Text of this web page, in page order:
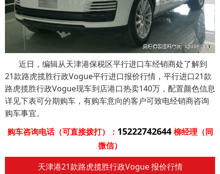
近日，编辑从天津港保税区平行进口车经销商处了解到
21款路虎揽胜行政Vogue平行进口报价行情，平行进口21款
路虎揽胜行政Vogue现车到店港口热卖140万，配置颜色信息
详见下表可分期购车，有购车意向的客户可致电经销商咨询
购车事宜。
购车咨询电话（可直接拨打）： 15222742644 柳经理（同
微信）
天津港21款路虎揽胜行政Vogue 报价行情